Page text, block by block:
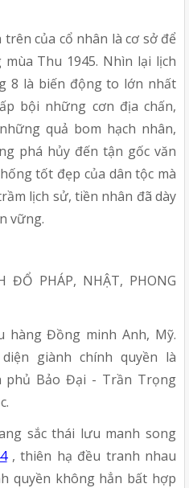
của cổ nhân là cơ sở để
mùa Thu 1945. Nhìn lại lịch
8 là biến động to lớn nhất
bội những cơn địa chấn,
quả bom hạch nhân,
phá hủy đến tận gốc văn
tốt đẹp của dân tộc mà
lịch sử, tiền nhân đã dày
vững.
PHÁP, NHẬT, PHONG
hàng Đồng minh Anh, Mỹ.
giành chính quyền là
phủ Bảo Đại - Trần Trọng
sắc thái lưu manh song
, thiên hạ đều tranh nhau
quyền không hẳn bất hợp